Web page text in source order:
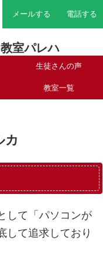
メールする 電話する
室パレハ
生徒さんの声
教室一覧
カ
して「パソコンが
して追求しており